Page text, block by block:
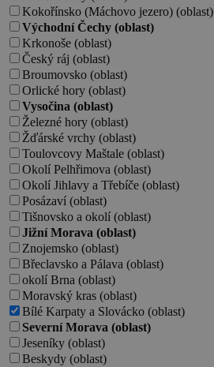
Kokořínsko (Máchovo jezero) (oblast)
Východní Čechy (oblast)
Krkonoše (oblast)
Český ráj (oblast)
Broumovsko (oblast)
Orlické hory (oblast)
Vysočina (oblast)
Železné hory (oblast)
Žďárské vrchy (oblast)
Toulovcovy Maštale (oblast)
Okolí Pelhřimova (oblast)
Okolí Jihlavy a Třebíče (oblast)
Posázaví (oblast)
Tišnovsko a okolí (oblast)
Jižní Morava (oblast)
Znojemsko (oblast)
Břeclavsko a Pálava (oblast)
okolí Brna (oblast)
Moravský kras (oblast)
Bílé Karpaty a Slovácko (oblast)
Severní Morava (oblast)
Jeseníky (oblast)
Beskydy (oblast)